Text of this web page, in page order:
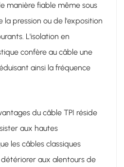
manière fiable même sous
la pression ou de l'exposition
L'isolation en
confère au câble une
ainsi la fréquence
du câble TPI réside
aux hautes
les câbles classiques
aux alentours de